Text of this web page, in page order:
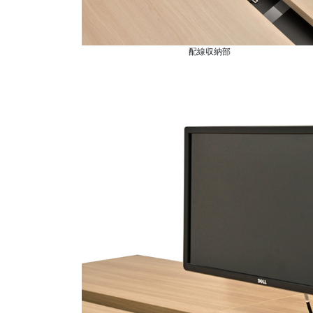
配線収納部